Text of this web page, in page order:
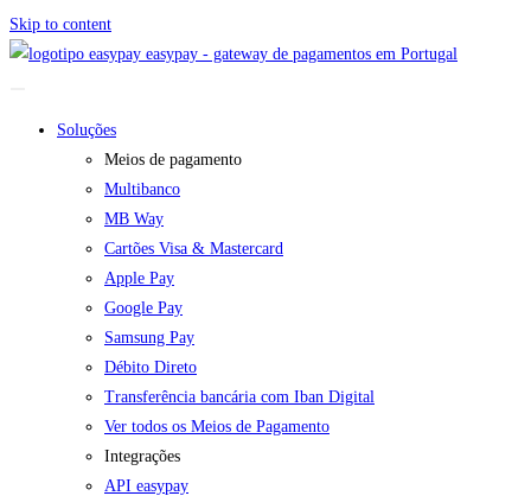
Skip to content
easypay - gateway de pagamentos em Portugal
Soluções
Meios de pagamento
Multibanco
MB Way
Cartões Visa & Mastercard
Apple Pay
Google Pay
Samsung Pay
Débito Direto
Transferência bancária com Iban Digital
Ver todos os Meios de Pagamento
Integrações
API easypay